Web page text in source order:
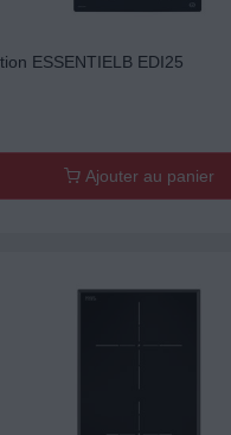
ESSENTIELB EDI25
Ajouter au panier